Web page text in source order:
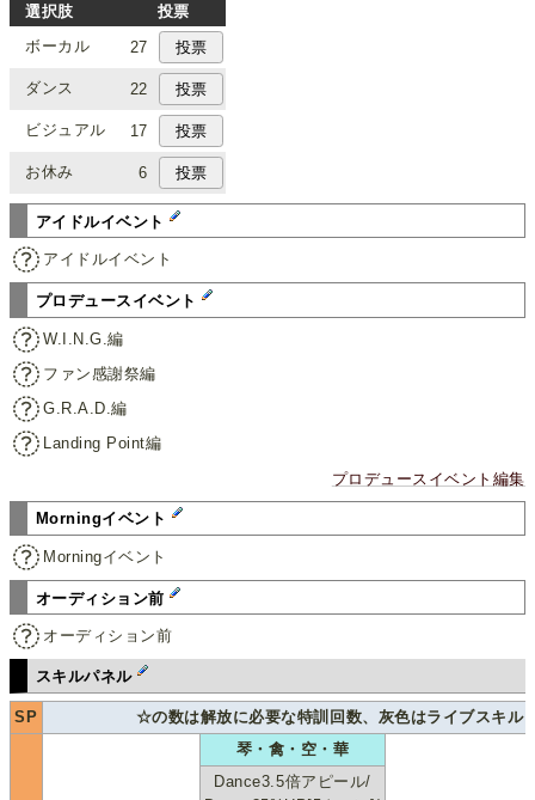
選択肢
投票
ボーカル
27
ダンス 22
ビジュアル 17
お休み 6
アイドルイベント
アイドルイベント
プロデュースイベント
W.I.N.G.編
ファン感謝祭編
G.R.A.D.編
Landing Point編
プロデュースイベント編集
Morningイベント
Morningイベント
オーディション前
オーディション前
スキルパネル
SP ☆の数は解放に必要な特訓回数、灰色はライブスキル
琴・禽・空・華
Dance3.5倍アピール/